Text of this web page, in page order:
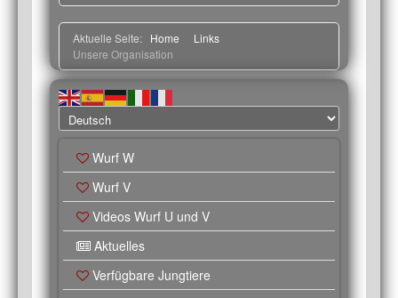
Aktuelle Seite: Home
Links
Unsere Organisation
Wurf W
Wurf V
Videos Wurf U und V
Aktuelles
Verfügbare Jungtiere